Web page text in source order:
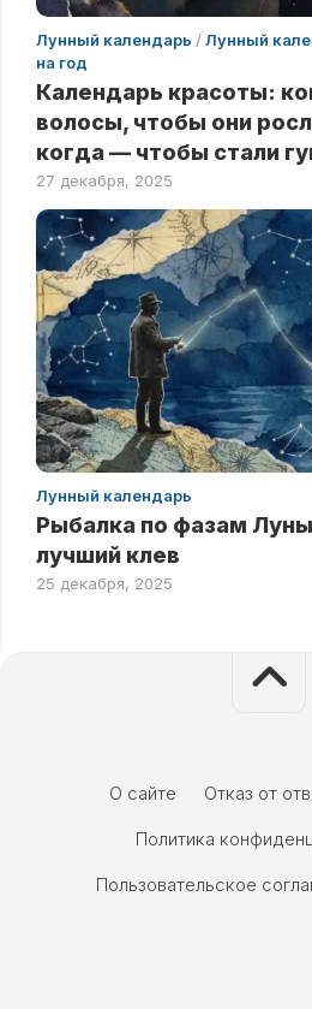
Лунный календарь /Лунный
на год
Календарь красоты:
волосы, чтобы они
когда — чтобы стали
27 декабря, 2025
Лунный календарь
Рыбалка по фазам
лучший клев
25 декабря, 2025
О сайте
Отказ от
Политика
Пользовательское